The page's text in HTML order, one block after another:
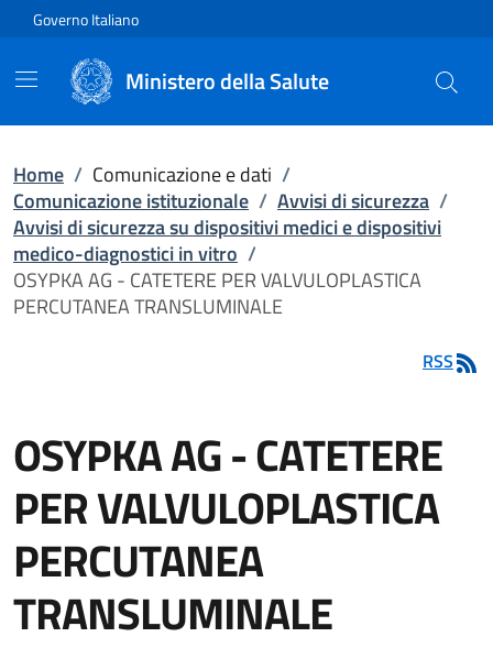
Vai direttamente al contenuto
Governo Italiano
Ministero della Salute
Home / Comunicazione e dati /
Comunicazione istituzionale / Avvisi di sicurezza /
Avvisi di sicurezza su dispositivi medici e dispositivi
medico-diagnostici in vitro /
OSYPKA AG - CATETERE PER VALVULOPLASTICA
PERCUTANEA TRANSLUMINALE
RSS
OSYPKA AG - CATETERE
PER VALVULOPLASTICA
PERCUTANEA
TRANSLUMINALE